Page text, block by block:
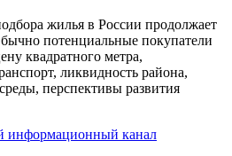
жилья в России продолжает
потенциальные покупатели
квадратного метра,
ликвидность района,
перспективы развития
информационный канал